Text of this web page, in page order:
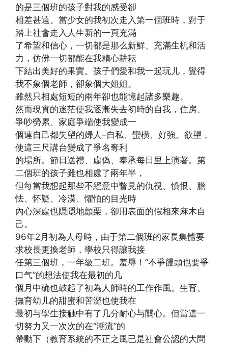
的是三個班的孩子對我的感受卻
相差甚遠。當少女的我初次走入第一個班時，對于
踏上社會走入人生新的一頁充滿
了希望和信心，一切都是那么新鮮、充滿生机和活
力，仿佛一切都能在我精心耕耘
下結出美好的果實。孩子們愛和我一起玩儿，覺得
我不象個老師，卻象個大姐姐。
雖然只相處短短的兩年卻也能憶起諸多樂趣。
然而現實的迷茫使我逐漸失去初時的自我，住房、
爭吵勞累、家庭爭端使我變成一
個連自己都失望的婦人–自私、蠻橫、好強。欲望，
使這三尺講台變成了爭名奪利
的場所。節日送禮、虛偽、奉承每日里上演著。第
二個班的孩子雖也相處了兩年半，
但每當我想起那些不經意中瞥見的仇視、憤恨、膽
怯、怀疑、冷漠、懼怕的目光時
內心深處也隱隱地顫栗，卻用表面的假相來麻木自
己。
96年2月初為人母時，由于第二個班的家長集體要
求校長更換老師，學校只得讓我接
任第三個班，一年級二班。羞辱！“不爭饅頭也要爭
口气”的想法使我在最初的几
個月中确也鼓起了初為人師時的工作作風。生育、
撫育幼儿的甜蜜和苦澀也使我在
最初与學生接触中有了几分耐心与關心。但當這一
切努力又一次次的在“潮流”的
帶動下（教育系統的不正之風已是社會公認的大問